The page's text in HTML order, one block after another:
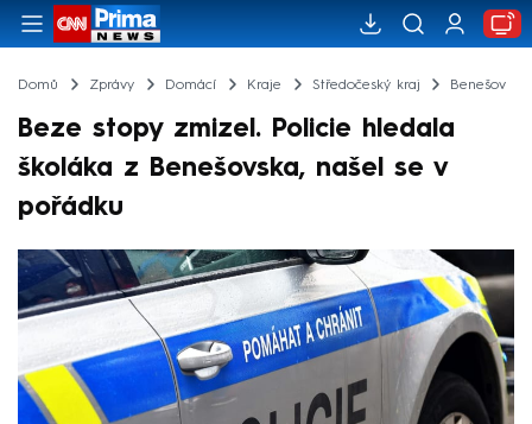
Domů Zprávy Domácí Kraje Středočeský kraj Benešov
Beze stopy zmizel. Policie hledala
školáka z Benešovska, našel se v
pořádku